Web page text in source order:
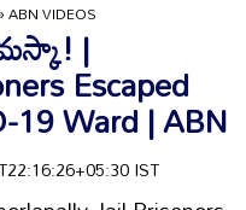
ABN VIDEOS
|
Escaped
19 Ward | ABN
IST